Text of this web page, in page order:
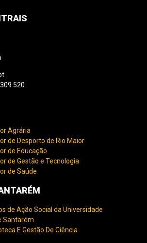
520
Agrária
de Desporto de Rio Maior
de Educação
de Gestão e Tecnologia
de Saúde
de Ação Social da Universidade
Santarém
E Gestão De Ciência